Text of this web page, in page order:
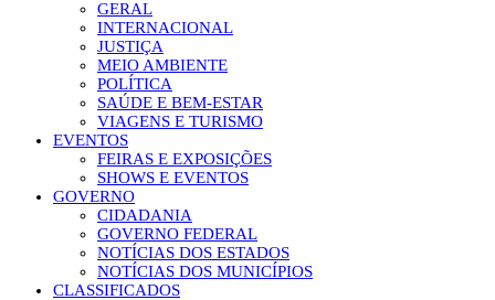
GERAL
INTERNACIONAL
JUSTIÇA
MEIO AMBIENTE
POLÍTICA
SAÚDE E BEM-ESTAR
VIAGENS E TURISMO
EVENTOS
FEIRAS E EXPOSIÇÕES
SHOWS E EVENTOS
GOVERNO
CIDADANIA
GOVERNO FEDERAL
NOTÍCIAS DOS ESTADOS
NOTÍCIAS DOS MUNICÍPIOS
CLASSIFICADOS